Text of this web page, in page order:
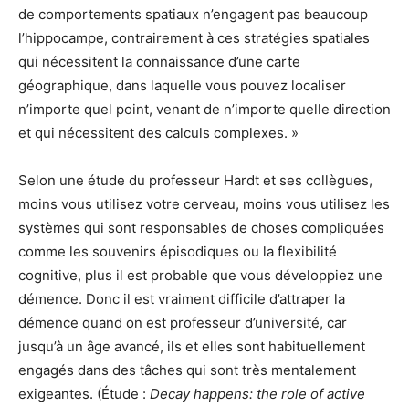
de comportements spatiaux n’engagent pas beaucoup
l’hippocampe, contrairement à ces stratégies spatiales
qui nécessitent la connaissance d’une carte
géographique, dans laquelle vous pouvez localiser
n’importe quel point, venant de n’importe quelle direction
et qui nécessitent des calculs complexes. »
Selon une étude du professeur Hardt et ses collègues,
moins vous utilisez votre cerveau, moins vous utilisez les
systèmes qui sont responsables de choses compliquées
comme les souvenirs épisodiques ou la flexibilité
cognitive, plus il est probable que vous développiez une
démence. Donc il est vraiment difficile d’attraper la
démence quand on est professeur d’université, car
jusqu’à un âge avancé, ils et elles sont habituellement
engagés dans des tâches qui sont très mentalement
exigeantes. (Étude : Decay happens: the role of active